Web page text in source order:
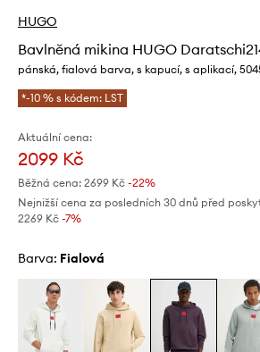
HUGO
Bavlněná mikina HUGO
pánská, fialová barva, s kapucí, s aplikací,
*-10 % s kódem: LST
Aktuální cena:
2099 Kč
Běžná cena: 2699 Kč -22%
Nejnižší cena za posledních 30 dnů před
2269 Kč -7%
Barva: fialová